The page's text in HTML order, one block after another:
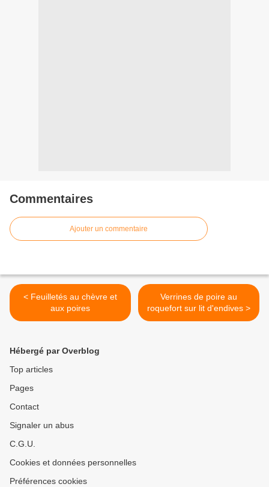
Commentaires
Ajouter un commentaire
< Feuilletés au chèvre et
aux poires
Verrines de poire au
roquefort sur lit d'endives >
Hébergé par Overblog
Top articles
Pages
Contact
Signaler un abus
C.G.U.
Cookies et données personnelles
Préférences cookies